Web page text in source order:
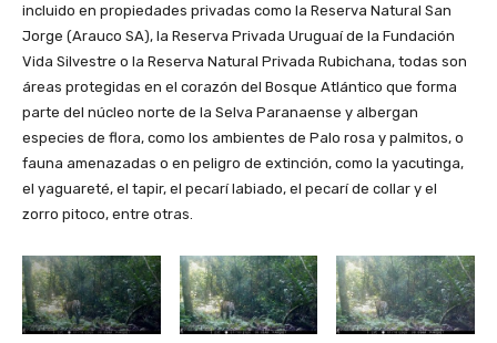
incluido en propiedades privadas como la Reserva Natural San
Jorge (Arauco SA), la Reserva Privada Uruguaí de la Fundación
Vida Silvestre o la Reserva Natural Privada Rubichana, todas son
áreas protegidas en el corazón del Bosque Atlántico que forma
parte del núcleo norte de la Selva Paranaense y albergan
especies de flora, como los ambientes de Palo rosa y palmitos, o
fauna amenazadas o en peligro de extinción, como la yacutinga,
el yaguareté, el tapir, el pecarí labiado, el pecarí de collar y el
zorro pitoco, entre otras.